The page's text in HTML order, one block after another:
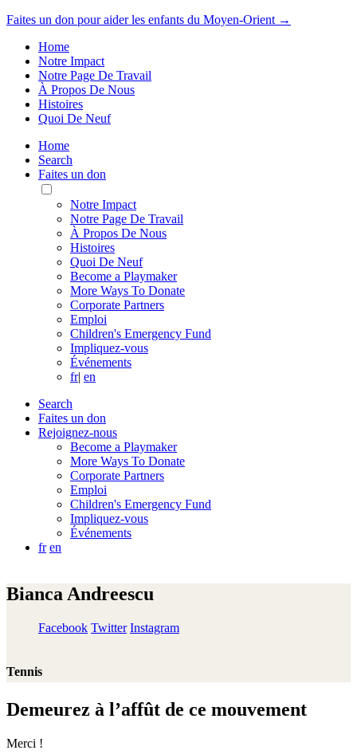
Faites un don pour aider les enfants du Moyen-Orient →
Home
Notre Impact
Notre Page De Travail
À Propos De Nous
Histoires
Quoi De Neuf
Home
Search
Faites un don
Toggle
Mobile
Menu
Notre Impact
Notre Page De Travail
À Propos De Nous
Histoires
Quoi De Neuf
Become a Playmaker
More Ways To Donate
Corporate Partners
Emploi
Children's Emergency Fund
Impliquez-vous
Événements
fr| en
Search
Faites un don
Rejoignez-nous
Become a Playmaker
More Ways To Donate
Corporate Partners
Emploi
Children's Emergency Fund
Impliquez-vous
Événements
fr en
Bianca Andreescu
Facebook Twitter Instagram
Tennis
Demeurez à l’affût de ce mouvement
Merci !